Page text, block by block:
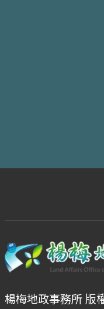
楊梅地政事務所 版